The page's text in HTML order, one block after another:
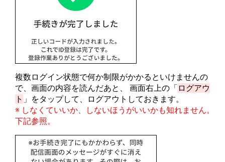
複数ログイン状態で何か制限がかかるといけませんの
で、画面の内容を読んだあと、 画面右上の「 ログアウ
ト 」をタップして、ログアウトしておきます。
※ しなくていいか、しないほうがいいかも知れません。
下記参照。